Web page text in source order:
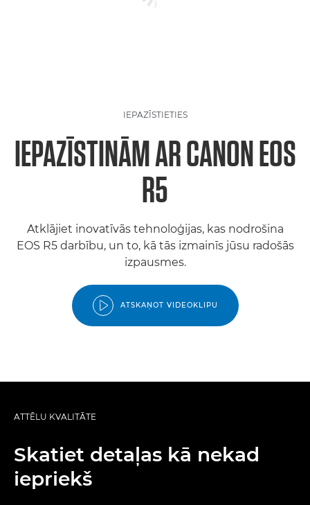
IEPAZĪSTIETIES
IEPAZĪSTINĀM AR CANON EOS
R5
Atklājiet inovatīvās tehnoloģijas, kas nodrošina
EOS R5 darbību, un to, kā tās izmainīs jūsu radošās
izpausmes.
ATSKAŅOT VIDEOKLIPU
ATTĒLU KVALITĀTE
Skatiet detaļas kā nekad
iepriekš